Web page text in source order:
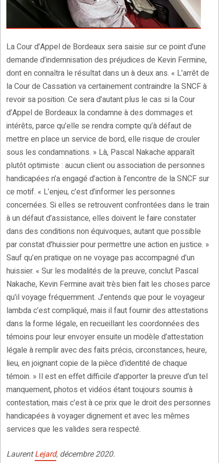
La Cour d’Appel de Bordeaux sera saisie sur ce point d’une
demande d’indemnisation des préjudices de Kevin Fermine,
dont en connaîtra le résultat dans un à deux ans. « L’arrêt de
la Cour de Cassation va certainement contraindre la SNCF à
revoir sa position. Ce sera d’autant plus le cas si la Cour
d’Appel de Bordeaux la condamne à des dommages et
intérêts, parce qu’elle se rendra compte qu’à défaut de
mettre en place un service de bord, elle risque de crouler
sous les condamnations. » Là, Pascal Nakache apparaît
plutôt optimiste : aucun client ou association de personnes
handicapées n’a engagé d’action à l’encontre de la SNCF sur
ce motif. « L’enjeu, c’est d’informer les personnes
concernées. Si elles se retrouvent confrontées dans le train
à un défaut d’assistance, elles doivent le faire constater
dans des conditions non équivoques, autant que possible
par constat d’huissier pour permettre une action en justice. »
Sauf qu’en pratique on ne voyage pas accompagné d’un
huissier. « Sur les modalités de la preuve, conclut Pascal
Nakache, Kevin Fermine avait très bien fait les choses parce
qu’il voyage fréquemment. J’entends que pour le voyageur
lambda c’est compliqué, mais il faut fournir des attestations
dans la forme légale, en recueillant les coordonnées des
témoins pour leur envoyer ensuite un modèle d’attestation
légale à remplir avec des faits précis, circonstances, heure,
lieu, en joignant copie de la pièce d’identité de chaque
témoin. » Il est en effet difficile d’apporter la preuve d’un tel
manquement, photos et vidéos étant toujours soumis à
contestation, mais c’est à ce prix que le droit des personnes
handicapées à voyager dignement et avec les mêmes
services que les valides sera respecté.
LaurentLejard, décembre 2020.